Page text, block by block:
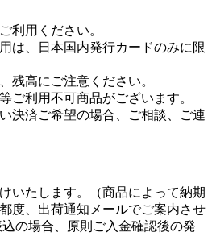
利用ください。
は、日本国内発行カードのみに限
残高にご注意ください。
ご利用不可商品がございます。
決済ご希望の場合、ご相談、ご連
いたします。（商品によって納期
度、出荷通知メールでご案内させ
の場合、原則ご入金確認後の発